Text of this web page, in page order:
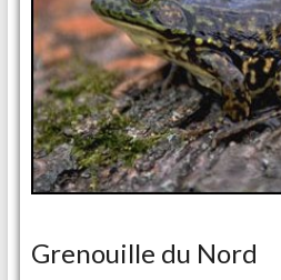
Grenouille du Nord